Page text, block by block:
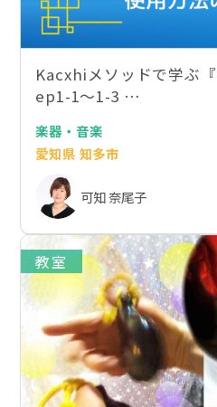
Kacxhiメソッドで学ぶ
ep1-1〜1-3 …
楽器・音楽
愛知県 知多市
可知 奈尾子
教室